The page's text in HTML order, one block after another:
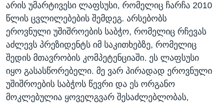
არის უმარტივესი ლაფსუსი, რომელიც ჩარჩა 2010
წლის ცვლილებების შემდეგ. არსებობს
ეროვნული უშიშროების საბჭო, რომელიც რჩევას
აძლევს პრეზიდენტს იმ საკითხებზე, რომელიც
შედის მთავრობის კომპეტენციაში. ეს ლაფსუსი
იყო გასასწორებელი. მე ვარ პირადად ეროვნული
უშიშროების საბჭოს წევრი და ეს ორგანო
მოკლებულია ყოველგვარ შესაძლებლობას,